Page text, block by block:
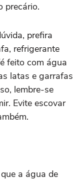
precário.
prefira
refrigerante
feito com água
latas e garrafas
lembre-se
Evite escovar
a água de